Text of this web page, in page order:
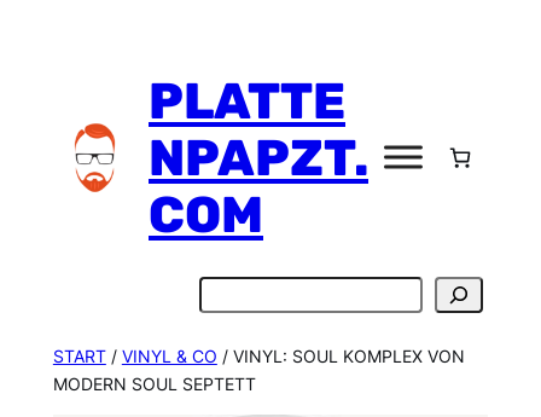
PLATTE
NPAPZT.
COM
START/ VINYL & CO / VINYL: SOUL KOMPLEX VON
MODERN SOUL SEPTETT